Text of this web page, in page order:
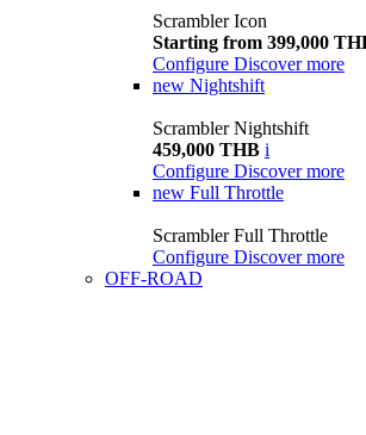
Scrambler Icon
Starting from 399,000
Configure Discover more
new Nightshift
Scrambler Nightshift
459,000 THB i
Configure Discover more
new Full Throttle
Scrambler Full Throttle
Configure Discover more
OFF-ROAD